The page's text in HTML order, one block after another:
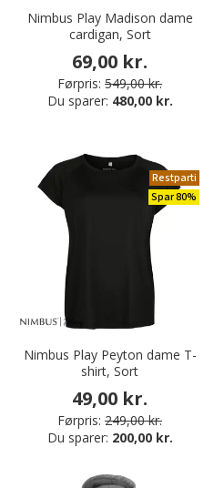
Nimbus Play Madison dame
cardigan, Sort
69,00 kr.
Førpris: 549,00 kr.
Du sparer: 480,00 kr.
Restparti
Spar 80%
Nimbus Play Peyton dame T-
shirt, Sort
49,00 kr.
Førpris: 249,00 kr.
Du sparer: 200,00 kr.